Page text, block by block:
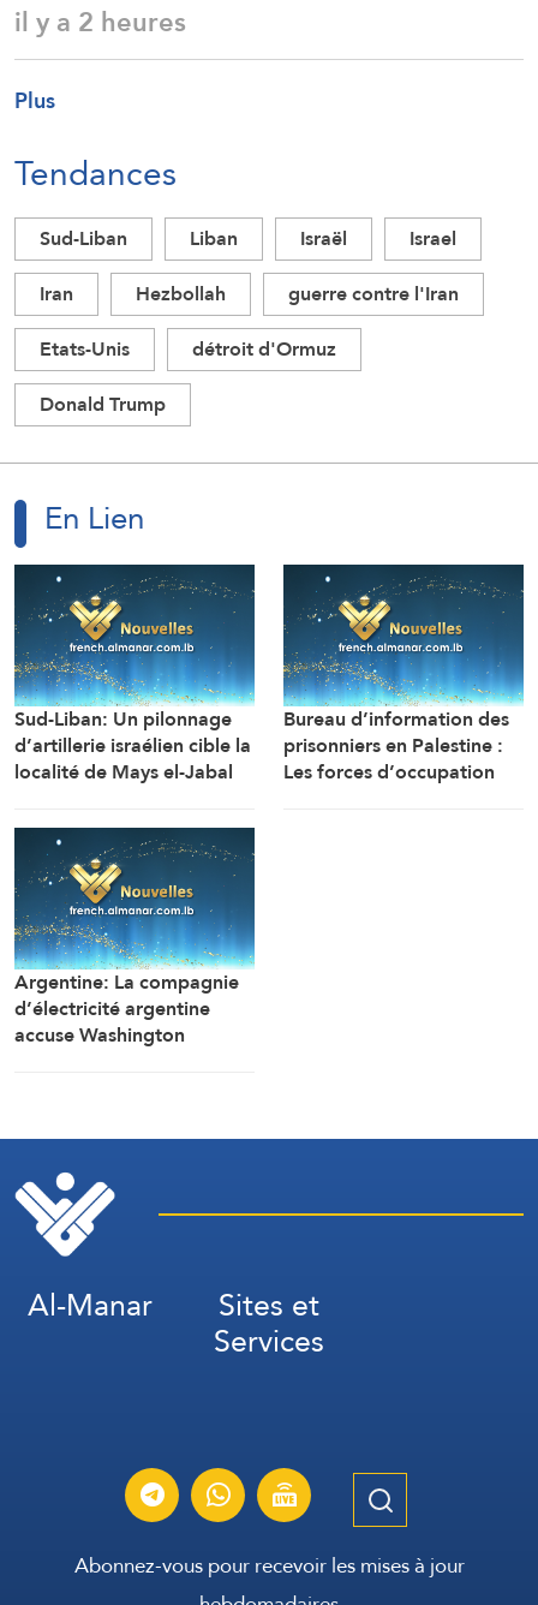
il y a 2 heures
Plus
Tendances
Sud-Liban Liban Israël
Israel
Iran
Hezbollah
guerre contre l'Iran
Etats-Unis
détroit d'Ormuz
Donald Trump
En Lien
Sud-Liban: Un pilonnage
d’artillerie israélien cible la
localité de Mays el-Jabal
Manar)
Bureau d’information des
prisonniers en Palestine :
Les forces d’occupation
Argentine: La compagnie
d’électricité argentine
accuse Washington
Al-Manar Sites et
Services
Abonnez-vous pour recevoir les mises à jour